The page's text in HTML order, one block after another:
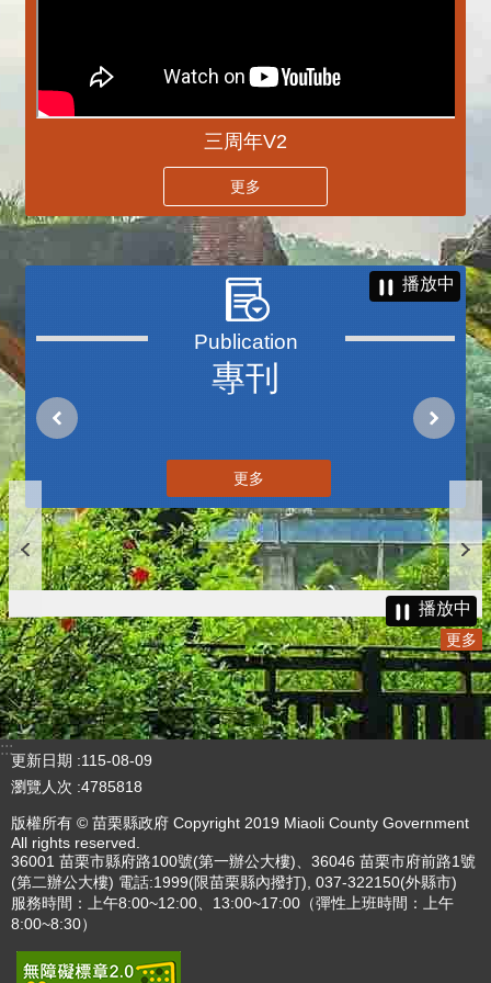
三周年V2
更多
專刊
播放中
更多
播放中
更多
:::
更新日期
115-08-09
瀏覽人次 4785818
版權所有 © 苗栗縣政府 Copyright 2019 Miaoli County Government
All rights reserved.
36001 苗栗市縣府路100號(第一辦公大樓)、36046 苗栗市府前路1號
(第二辦公大樓) 電話:1999(限苗栗縣內撥打), 037-322150(外縣市)
服務時間：上午8:00~12:00、13:00~17:00（彈性上班時間：上午
8:00~8:30）